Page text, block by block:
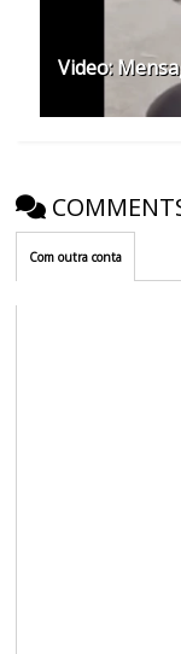
Video:
Com outra conta